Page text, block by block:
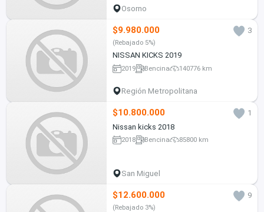
Osorno
$9.980.000 3
(Rebajado 5%)
NISSAN KICKS 2019
2019 Bencina 140776 km
Región Metropolitana
$10.800.000
1
Nissan kicks 2018
2018 Bencina 85800 km
San Miguel
$12.600.000 9
(Rebajado 3%)